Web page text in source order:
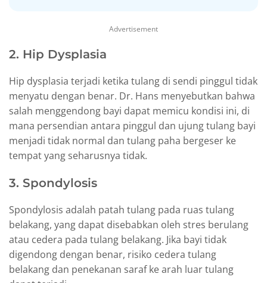
Advertisement
2. Hip Dysplasia
Hip dysplasia terjadi ketika tulang di sendi pinggul tidak
menyatu dengan benar. Dr. Hans menyebutkan bahwa
salah menggendong bayi dapat memicu kondisi ini, di
mana persendian antara pinggul dan ujung tulang bayi
menjadi tidak normal dan tulang paha bergeser ke
tempat yang seharusnya tidak.
3. Spondylosis
Spondylosis adalah patah tulang pada ruas tulang
belakang, yang dapat disebabkan oleh stres berulang
atau cedera pada tulang belakang. Jika bayi tidak
digendong dengan benar, risiko cedera tulang
belakang dan penekanan saraf ke arah luar tulang